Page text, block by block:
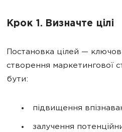
Крок 1. Визначте цілі
Постановка цілей —
створення маркетингової
бути:
підвищення
залучення